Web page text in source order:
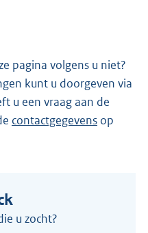
pagina volgens u niet?
kunt u doorgeven via
u een vraag aan de
contactgegevens op
u zocht?